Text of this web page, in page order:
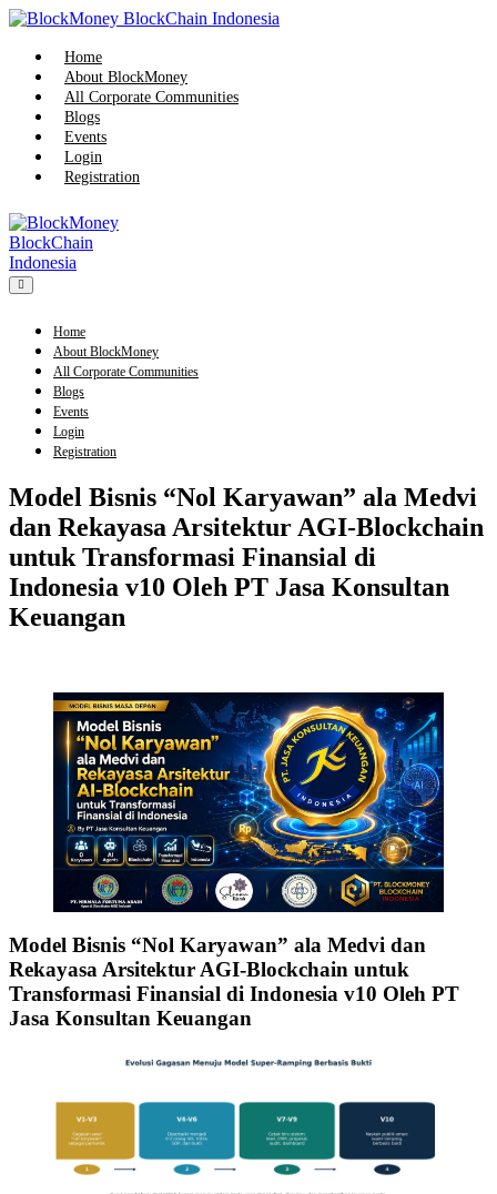
Skip
content
Home
About BlockMoney
All Corporate Communities
Blogs
Events
Login
Registration
Menu
Home
About BlockMoney
All Corporate Communities
Blogs
Events
Login
Registration
Model Bisnis “Nol Karyawan” ala Medvi
dan Rekayasa Arsitektur AGI-Blockchain
untuk Transformasi Finansial di
Indonesia v10 Oleh PT Jasa Konsultan
Keuangan
Model Bisnis “Nol Karyawan” ala Medvi dan
Rekayasa Arsitektur AGI-Blockchain untuk
Transformasi Finansial di Indonesia v10 Oleh PT
Jasa Konsultan Keuangan